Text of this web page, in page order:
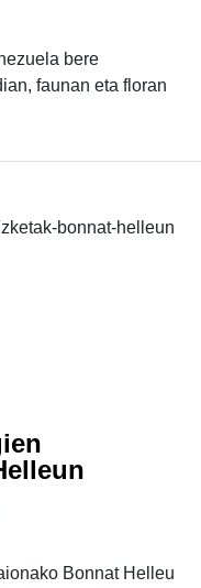
bere
faunan eta floran
Bonnat Helleu